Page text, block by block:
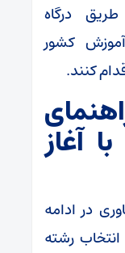
درگاه
کشور
کنند.
آغاز
در ادامه
رشته